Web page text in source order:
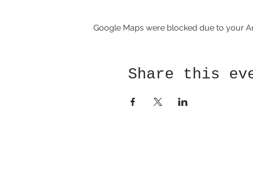
Google Maps were blocked due to your
Share this